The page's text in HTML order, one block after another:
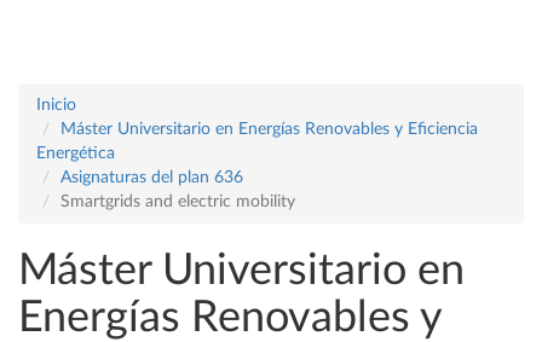
Inicio
Máster Universitario en Energías Renovables y Eficiencia
Energética
Asignaturas del plan 636
Smartgrids and electric mobility
Máster Universitario en
Energías Renovables y